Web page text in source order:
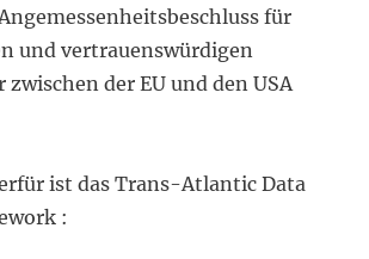
für
und vertrauenswürdigen
der EU und den USA
ist das Trans-Atlantic Data
: